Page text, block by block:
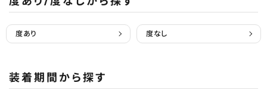
度あり 度なし
装着期間から探す